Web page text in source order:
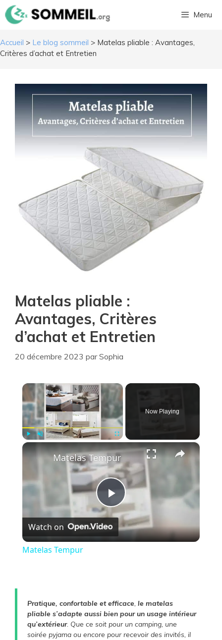
Aller
au
Menu
Accueil > Le blog sommeil > Matelas pliable : Avantages,
Critères d’achat et Entretien
Matelas pliable :
Avantages, Critères
d’achat et Entretien
20 décembre 2023 parSophia
×
Now Playing
×
P
l
y
V
Matelas Tempur
Watch on
Matelas Tempur
Pratique, confortable et efficace, le matelas
pliable s’adapte aussi bien pour un usage intérieur
qu’extérieur. Que ce soit pour un camping, une
soirée pyjama ou encore pour recevoir des invités, il